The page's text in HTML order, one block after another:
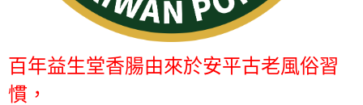
百年益生堂香腸由來於安平古老風俗習
慣，